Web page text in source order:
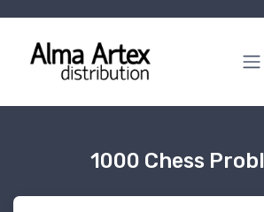
1000 Chess